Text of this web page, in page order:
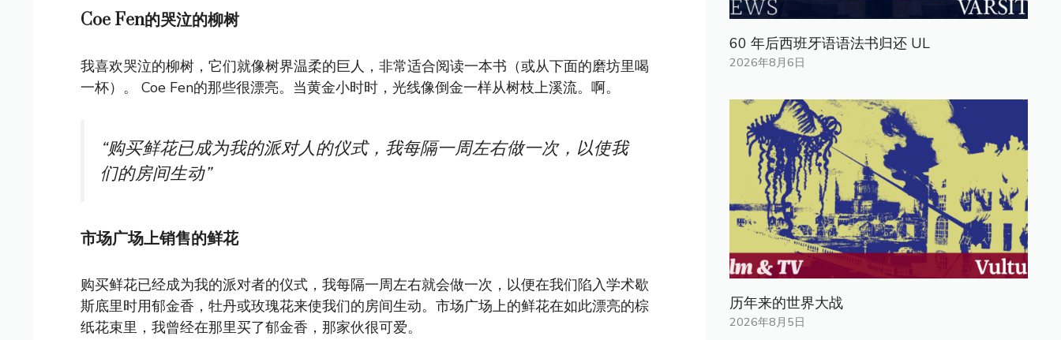
Coe Fen的哭泣的柳树
我喜欢哭泣的柳树，它们就像树界温柔的巨人，非常适合阅读一本书（或从下面的磨坊里喝
一杯）。 Coe Fen的那些很漂亮。当黄金小时时，光线像倒金一样从树枝上溪流。啊。
“购买鲜花已成为我的派对人的仪式，我每隔一周左右做一次，以使我
们的房间生动”
市场广场上销售的鲜花
购买鲜花已经成为我的派对者的仪式，我每隔一周左右就会做一次，以便在我们陷入学术歇
斯底里时用郁金香，牡丹或玫瑰花来使我们的房间生动。市场广场上的鲜花在如此漂亮的棕
纸花束里，我曾经在那里买了郁金香，那家伙很可爱。
60 年后西班牙语语法书归还 UL
2026年8月6日
历年来的世界大战
2026年8月5日